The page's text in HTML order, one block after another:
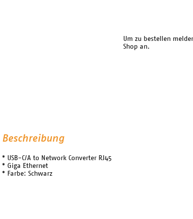
Um zu bestellen
Shop an.
Beschreibung
* USB-C/A to Network Converter RJ45
* Giga Ethernet
* Farbe: Schwarz